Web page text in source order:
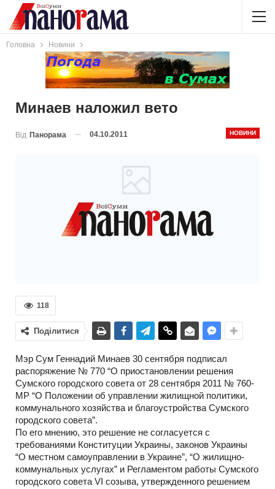
Головна Новини
Минаев наложил вето
НОВИНИ
Від Панорама 04.10.2011
118
Поділитися
Мэр Сум Геннадий Минаев 30 сентября подписал
распоряжение № 770 “О приостановлении решения
Сумского городского совета от 28 сентября 2011 № 760-
МР “О Положении об управлении жилищной политики,
коммунального хозяйства и благоустройства Сумского
городского совета”.
По его мнению, это решение не согласуется с
требованиями Конституции Украины, законов Украины
“О местном самоуправлении в Украине”, “О жилищно-
коммунальных услугах” и Регламентом работы Сумского
городского совета VI созыва, утвержденного решением